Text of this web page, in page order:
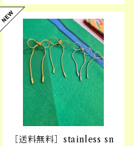
［送料無料］stainless sn